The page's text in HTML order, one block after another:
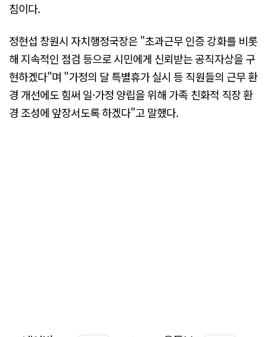
침이다.
정현섭 창원시 자치행정국장은 "초과근무 인증 강화를 비롯
해 지속적인 점검 등으로 시민에게 신뢰받는 공직자상을 구
현하겠다"며 "가정의 달 특별휴가 실시 등 직원들의 근무 환
경 개선에도 힘써 일·가정 양립을 위해 가족 친화적 직장 환
경 조성에 앞장서도록 하겠다"고 말했다.